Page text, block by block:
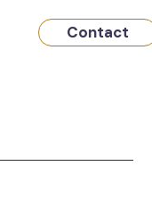
Contact